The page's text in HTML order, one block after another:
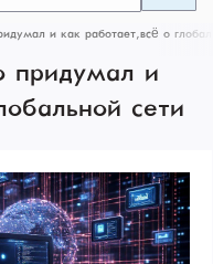
и как работает, всё о
придумал и
сети